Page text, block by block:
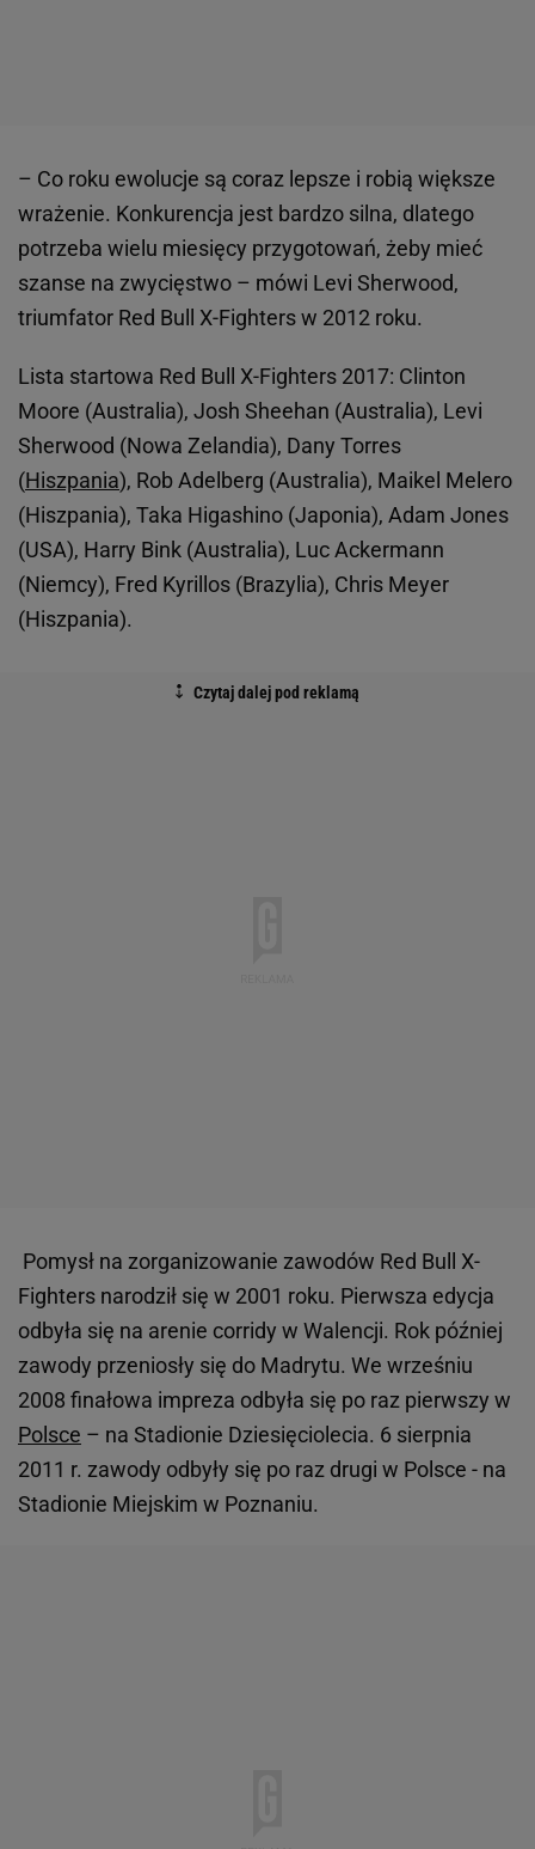
– Co roku ewolucje są coraz lepsze i robią większe
wrażenie. Konkurencja jest bardzo silna, dlatego
potrzeba wielu miesięcy przygotowań, żeby mieć
szanse na zwycięstwo – mówi Levi Sherwood,
triumfator Red Bull X-Fighters w 2012 roku.
Lista startowa Red Bull X-Fighters 2017: Clinton
Moore (Australia), Josh Sheehan (Australia), Levi
Sherwood (Nowa Zelandia), Dany Torres
(Hiszpania), Rob Adelberg (Australia), Maikel Melero
(Hiszpania), Taka Higashino (Japonia), Adam Jones
(USA), Harry Bink (Australia), Luc Ackermann
(Niemcy), Fred Kyrillos (Brazylia), Chris Meyer
(Hiszpania).
Pomysł na zorganizowanie zawodów Red Bull X-
Fighters narodził się w 2001 roku. Pierwsza edycja
odbyła się na arenie corridy w Walencji. Rok później
zawody przeniosły się do Madrytu. We wrześniu
2008 finałowa impreza odbyła się po raz pierwszy w
Polsce – na Stadionie Dziesięciolecia. 6 sierpnia
2011 r. zawody odbyły się po raz drugi w Polsce - na
Stadionie Miejskim w Poznaniu.